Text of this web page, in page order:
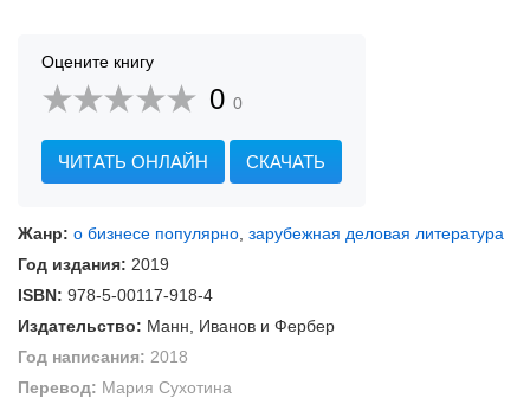
Оцените книгу
0 0
ЧИТАТЬ ОНЛАЙН СКАЧАТЬ
Жанр: о бизнесе популярно, зарубежная деловая литература
Год издания: 2019
ISBN: 978-5-00117-918-4
Издательство: Манн, Иванов и Фербер
Год написания: 2018
Перевод: Мария Сухотина